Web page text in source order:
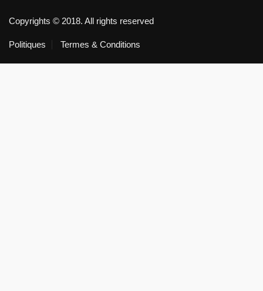
Copyrights © 2018. All rights reserved
Politiques Termes & Conditions